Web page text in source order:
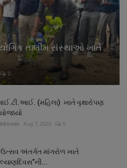
તાલીમ સંસ્થાઓ ખાતે
0
(મહિલા) ખાતે વૃક્ષારોપણ
Aug 7, 2026 0
ઉત્સવ અંતર્ગત માંગરોળ ખાતે